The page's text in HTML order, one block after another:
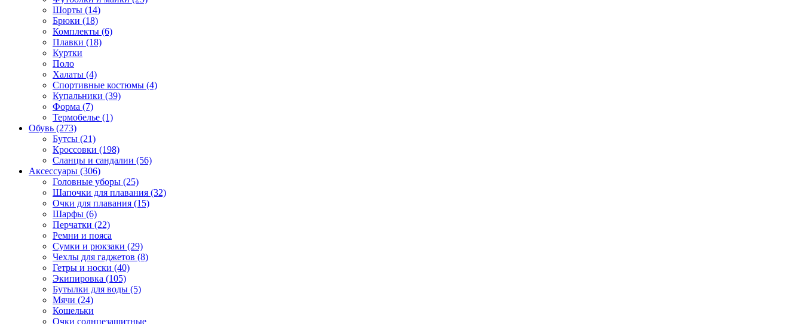
Шорты (14)
Брюки (18)
Комплекты (6)
Плавки (18)
Куртки
Поло
Халаты (4)
Спортивные костюмы (4)
Купальники (39)
Форма (7)
Термобелье (1)
Обувь (273)
Бутсы (21)
Кроссовки (198)
Сланцы и сандалии (56)
Аксессуары (306)
Головные уборы (25)
Шапочки для плавания (32)
Очки для плавания (15)
Шарфы (6)
Перчатки (22)
Ремни и пояса
Сумки и рюкзаки (29)
Чехлы для гаджетов (8)
Гетры и носки (40)
Экипировка (105)
Бутылки для воды (5)
Мячи (24)
Кошельки
Очки солнцезащитные